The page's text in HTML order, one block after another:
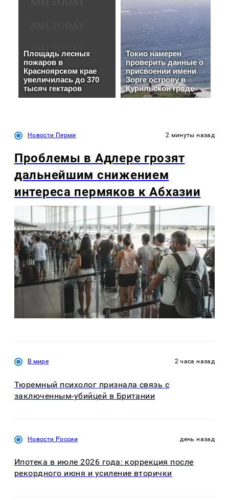
Новости Перми 2 минуты назад
Проблемы в Адлере грозят
дальнейшим снижением
интереса пермяков к Абхазии
В мире 2 часа назад
Тюремный психолог признала связь с
заключенным-убийцей в Британии
Новости России день назад
Ипотека в июле 2026 года: коррекция после
рекордного июня и усиление вторички